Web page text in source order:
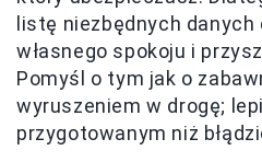
listę niezbędnych danych
własnego spokoju i
Pomyśl o tym jak o
wyruszeniem w drogę;
przygotowanym niż